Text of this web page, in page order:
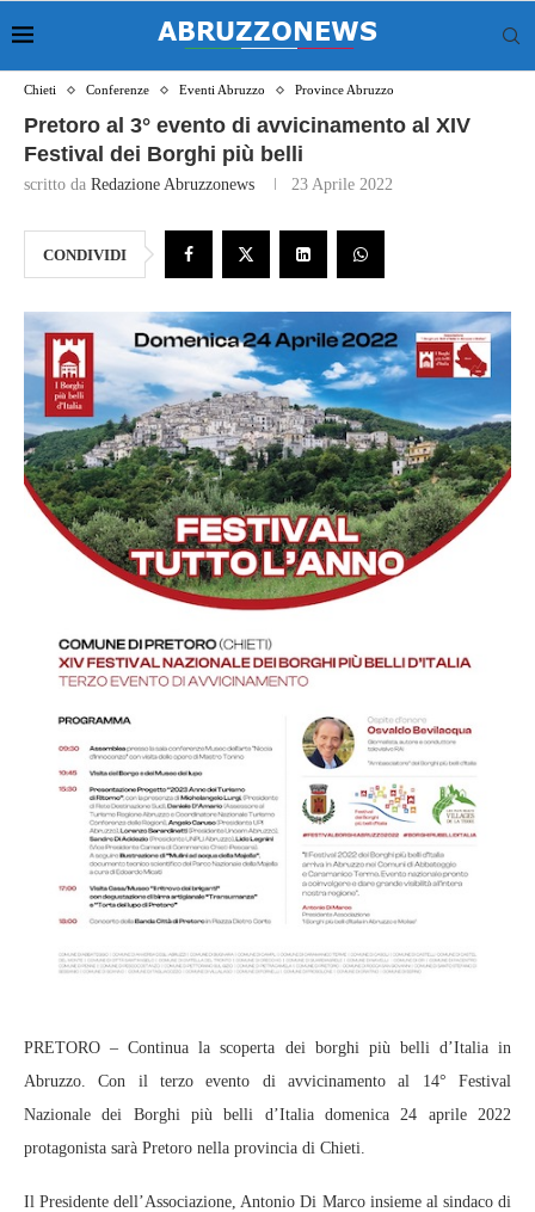
Chieti Conferenze Eventi Abruzzo Province Abruzzo
Pretoro al 3° evento di avvicinamento al XIV
Festival dei Borghi più belli
scritto da Redazione Abruzzonews 23 Aprile 2022
CONDIVIDI
PRETORO – Continua la scoperta dei borghi più belli d’Italia in
Abruzzo. Con il terzo evento di avvicinamento al 14° Festival
Nazionale dei Borghi più belli d’Italia domenica 24 aprile 2022
protagonista sarà Pretoro nella provincia di Chieti.
Il Presidente dell’Associazione, Antonio Di Marco insieme al sindaco di